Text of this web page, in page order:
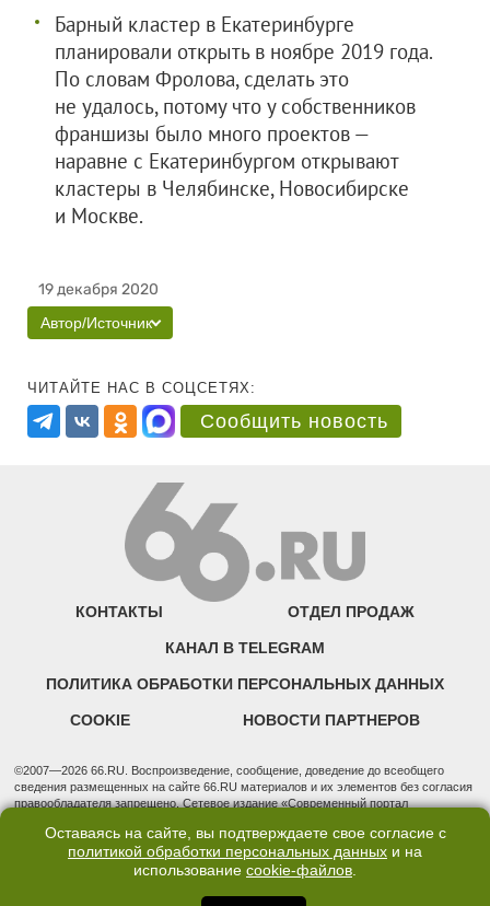
Барный кластер в Екатеринбурге
планировали открыть в ноябре 2019 года.
По словам Фролова, сделать это
не удалось, потому что у собственников
франшизы было много проектов —
наравне с Екатеринбургом открывают
кластеры в Челябинске, Новосибирске
и Москве.
19 декабря 2020
Автор/Источник
ЧИТАЙТЕ НАС В СОЦСЕТЯХ:
Сообщить новость
КОНТАКТЫ ОТДЕЛ ПРОДАЖ
КАНАЛ В TELEGRAM
ПОЛИТИКА ОБРАБОТКИ ПЕРСОНАЛЬНЫХ ДАННЫХ
COOKIE НОВОСТИ ПАРТНЕРОВ
©2007—2026 66.RU. Воспроизведение, сообщение, доведение до всеобщего
сведения размещенных на сайте 66.RU материалов и их элементов без согласия
правообладателя запрещено. Сетевое издание «Современный портал
надзору в сфере связи, информационных технологий и массовых коммуникаций
(Роскомнадзор). Регистрационный номер ЭЛ № ФС 77 - 76634 от 02.09.2019
Учредитель: Общество с ограниченной ответственностью "66.ру". Юридический
3, оф. 7015 Фактический адрес редакции и отдела продаж: 620014, Свердловская
Оставаясь на сайте, вы подтверждаете свое согласие с
политикой обработки персональных данных и на
использование cookie-файлов.